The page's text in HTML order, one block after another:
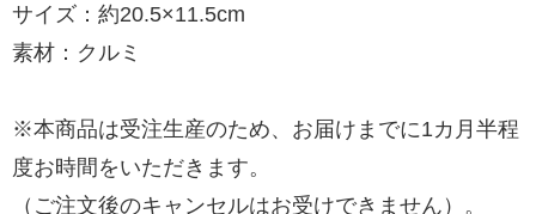
サイズ：約20.5×11.5cm
素材：クルミ
※本商品は受注生産のため、お届けまでに1カ月半程
度お時間をいただきます。
（ご注文後のキャンセルはお受けできません）。